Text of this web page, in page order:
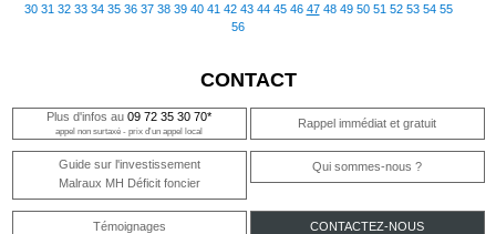
30 31 32 33 34 35 36 37 38 39 40 41 42 43 44 45 46 47 48 49 50 51 52 53 54 55
56
CONTACT
Plus d'infos au 09 72 35 30 70*
appel non surtaxé - prix d'un appel local
Rappel immédiat et gratuit
Guide sur l'investissement
Malraux MH Déficit foncier
Qui sommes-nous ?
Témoignages CONTACTEZ-NOUS